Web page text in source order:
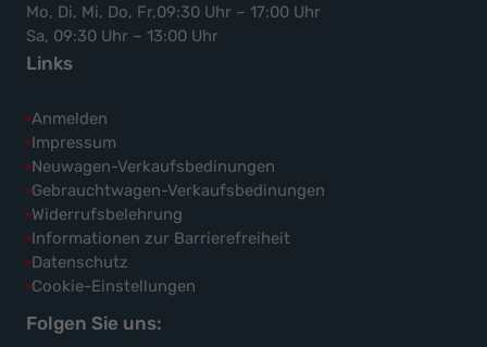
Mo, Di, Mi, Do, Fr,09:30 Uhr – 17:00 Uhr
Sa, 09:30 Uhr – 13:00 Uhr
Links
Anmelden
Impressum
Neuwagen-Verkaufsbedinungen
Gebrauchtwagen-Verkaufsbedinungen
Widerrufsbelehrung
Informationen zur Barrierefreiheit
Datenschutz
Cookie-Einstellungen
Folgen Sie uns: